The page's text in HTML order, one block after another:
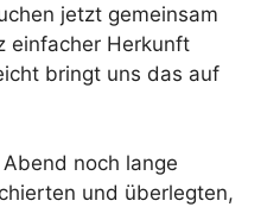
jetzt gemeinsam
einfacher Herkunft
bringt uns das auf
noch lange
und überlegten,